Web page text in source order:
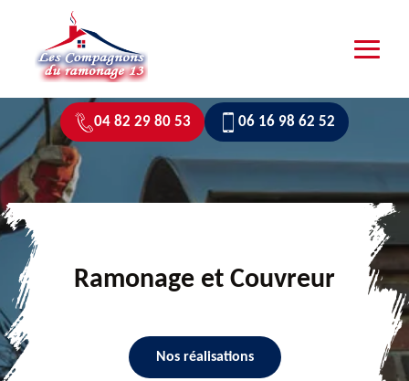
04 82 29 80 53 06 16 98 62 52
Ramonage et Couvreur
Nos réalisations